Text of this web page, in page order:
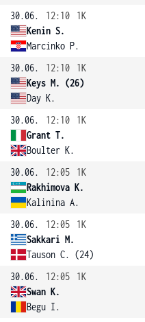
30.06.
12:10
1K
Kenin S.
Marcinko P.
30.06.
12:10
1K
Keys M. (26)
Day K.
30.06.
12:10
1K
Grant T.
Boulter K.
30.06.
12:05
1K
Rakhimova K.
Kalinina A.
30.06.
12:05
1K
Sakkari M.
Tauson C. (24)
30.06.
12:05
1K
Swan K.
Begu I.